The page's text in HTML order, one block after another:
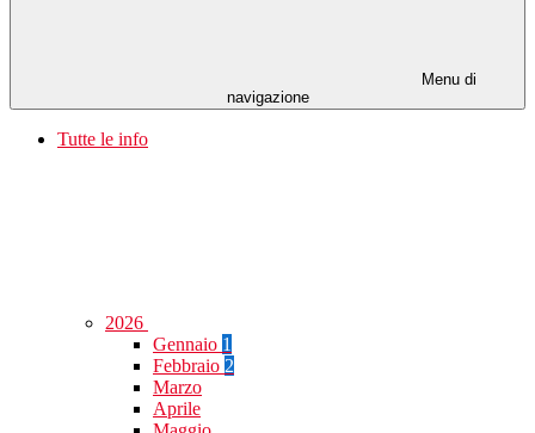
Menu di
navigazione
Tutte le info
2026
Gennaio 1
Febbraio 2
Marzo
Aprile